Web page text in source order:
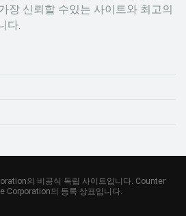
장 신뢰할 수있는 사이트와 최고의
다.
의 비공식 독립 사이트입니다. Counter
Corporation의 등록 상표입니다.